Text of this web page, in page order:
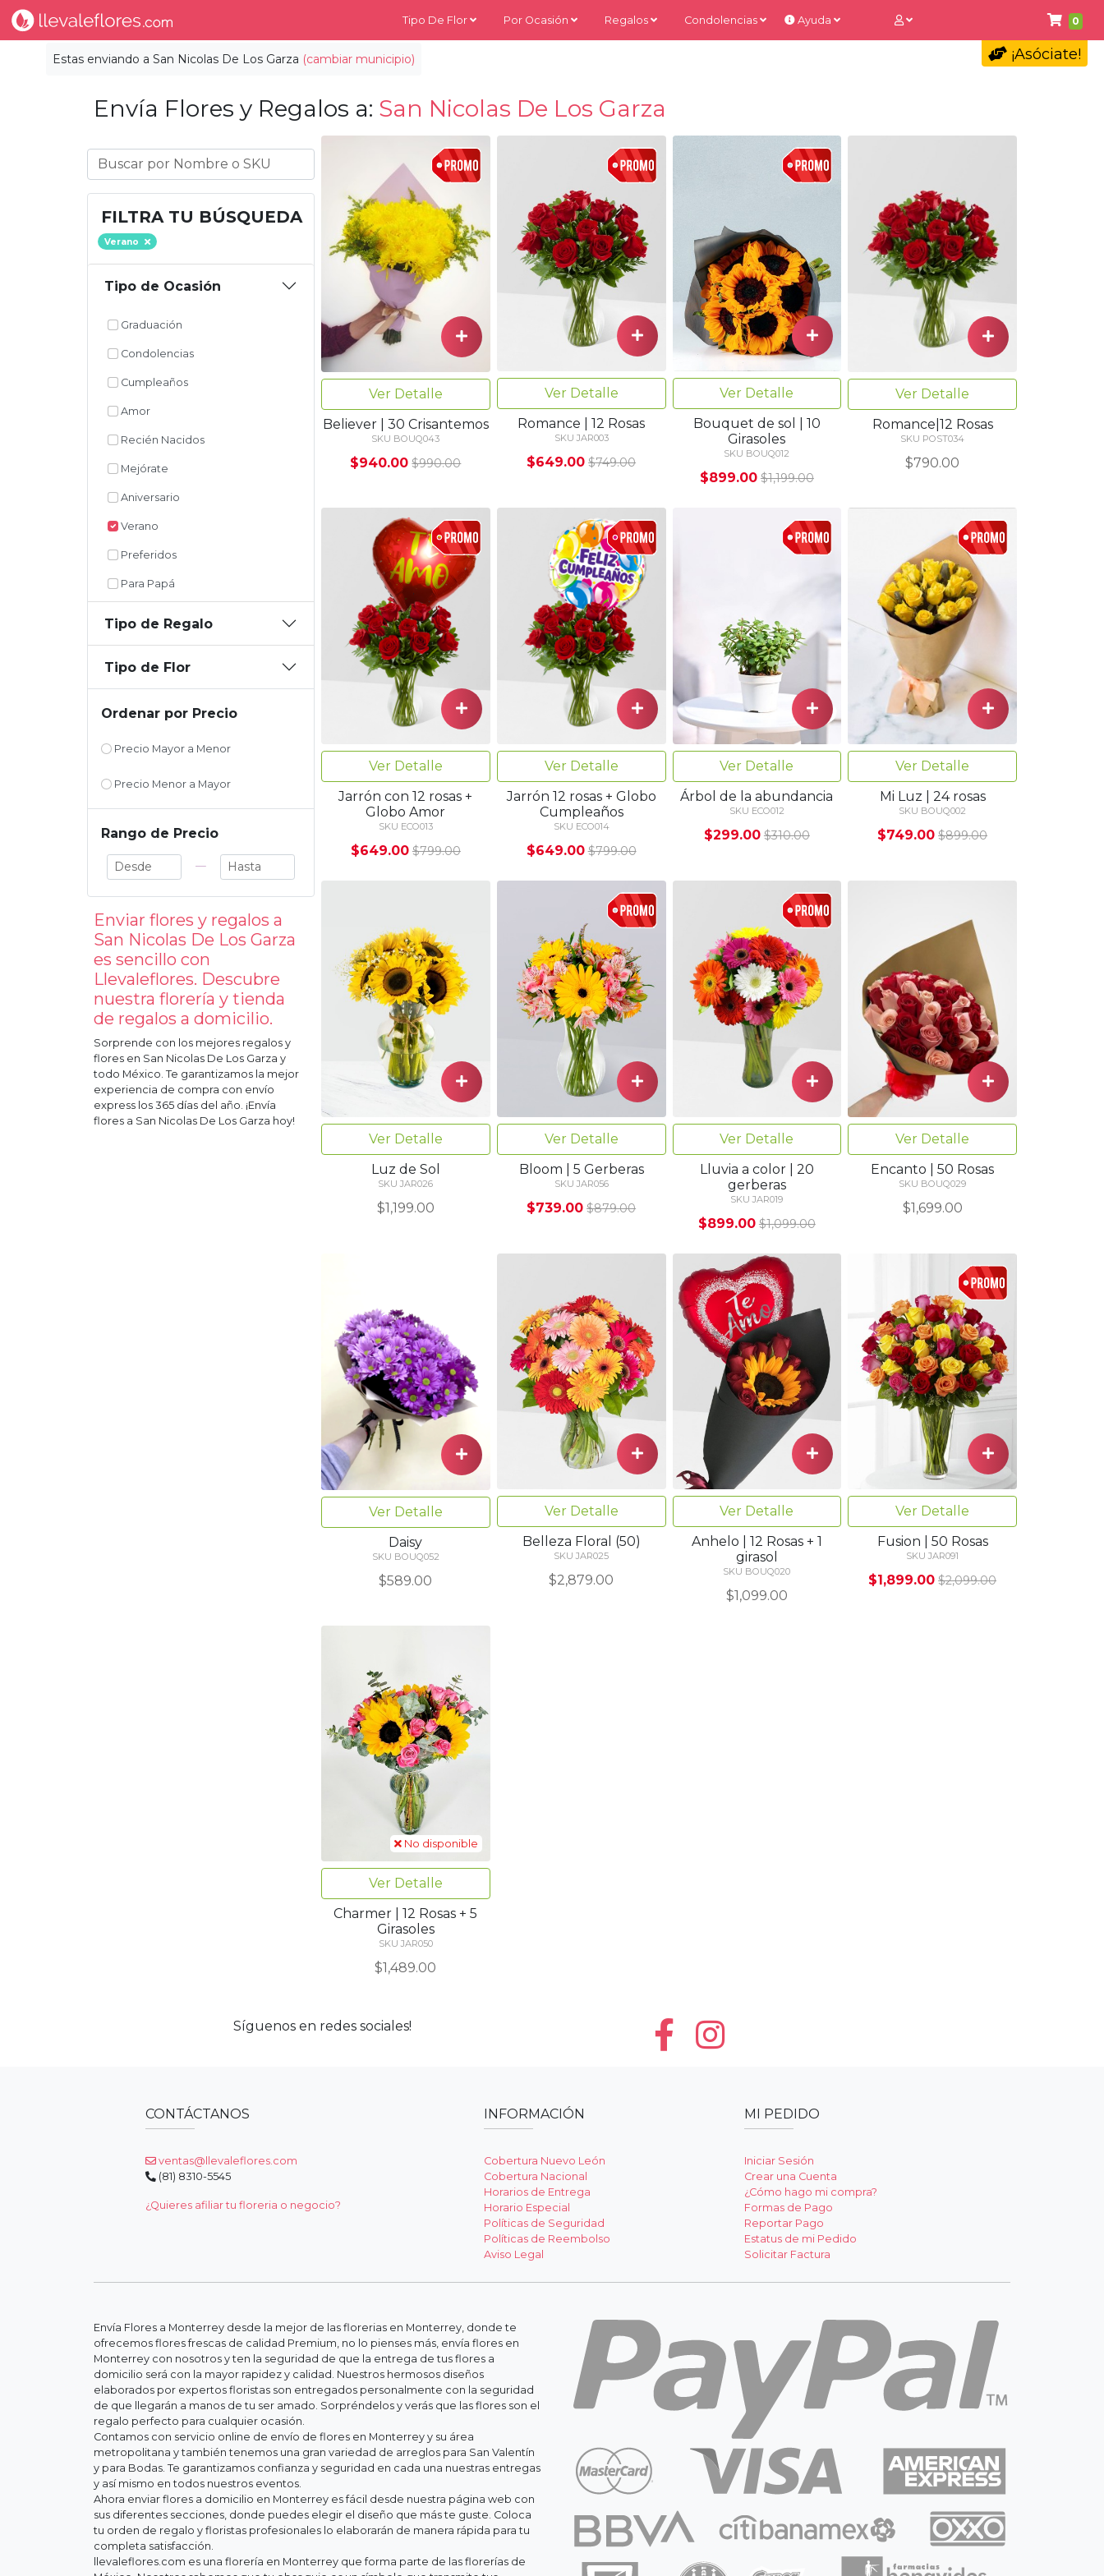
0
Estas enviando a San Nicolas De Los Garza (cambiar municipio)
Tipo De Flor Por Ocasión Regalos Condolencias Ayuda
¡Asóciate!
Envía Flores y Regalos a: San Nicolas De Los Garza
FILTRA TU BÚSQUEDA
Verano
Tipo de Ocasión
Graduación
Condolencias
Cumpleaños
Amor
Recién Nacidos
Mejórate
Aniversario
Verano
Preferidos
Para Papá
Tipo de Regalo
Tipo de Flor
Ordenar por Precio
Precio Mayor a Menor
Precio Menor a Mayor
Rango de Precio
—
Enviar flores y regalos a
San Nicolas De Los Garza
es sencillo con
Llevaleflores. Descubre
nuestra florería y tienda
de regalos a domicilio.
Sorprende con los mejores regalos y
flores en San Nicolas De Los Garza y
todo México. Te garantizamos la mejor
experiencia de compra con envío
express los 365 días del año. ¡Envía
flores a San Nicolas De Los Garza hoy!
Ver Detalle
Believer | 30 Crisantemos
SKU BOUQ043
$940.00 $990.00
Ver Detalle
Romance | 12 Rosas
SKU JAR003
$649.00 $749.00
Ver Detalle
Bouquet de sol | 10
Girasoles
SKU BOUQ012
$899.00 $1,199.00
Ver Detalle
Romance|12 Rosas
SKU POST034
$790.00
Ver Detalle
Jarrón con 12 rosas +
Globo Amor
SKU ECO013
$649.00 $799.00
Ver Detalle
Jarrón 12 rosas + Globo
Cumpleaños
SKU ECO014
$649.00 $799.00
Ver Detalle
Árbol de la abundancia
SKU ECO012
$299.00 $310.00
Ver Detalle
Mi Luz | 24 rosas
SKU BOUQ002
$749.00 $899.00
Ver Detalle
Luz de Sol
SKU JAR026
$1,199.00
Ver Detalle
Bloom | 5 Gerberas
SKU JAR056
$739.00 $879.00
Ver Detalle
Lluvia a color | 20
gerberas
SKU JAR019
$899.00 $1,099.00
Ver Detalle
Encanto | 50 Rosas
SKU BOUQ029
$1,699.00
Ver Detalle
Daisy
SKU BOUQ052
$589.00
Ver Detalle
Belleza Floral (50)
SKU JAR025
$2,879.00
Ver Detalle
Anhelo | 12 Rosas + 1
girasol
SKU BOUQ020
$1,099.00
Ver Detalle
Fusion | 50 Rosas
SKU JAR091
$1,899.00 $2,099.00
No disponible
Ver Detalle
Charmer | 12 Rosas + 5
Girasoles
SKU JAR050
$1,489.00
Síguenos en redes sociales!
CONTÁCTANOS
ventas@llevaleflores.com
(81) 8310-5545
¿Quieres afiliar tu floreria o negocio?
INFORMACIÓN
Cobertura Nuevo León
Cobertura Nacional
Horarios de Entrega
Horario Especial
Políticas de Seguridad
Políticas de Reembolso
Aviso Legal
MI PEDIDO
Iniciar Sesión
Crear una Cuenta
¿Cómo hago mi compra?
Formas de Pago
Reportar Pago
Estatus de mi Pedido
Solicitar Factura
Envía Flores a Monterrey desde la mejor de las florerias en Monterrey, donde te
ofrecemos flores frescas de calidad Premium, no lo pienses más, envía flores en
Monterrey con nosotros y ten la seguridad de que la entrega de tus flores a
domicilio será con la mayor rapidez y calidad. Nuestros hermosos diseños
elaborados por expertos floristas son entregados personalmente con la seguridad
de que llegarán a manos de tu ser amado. Sorpréndelos y verás que las flores son el
regalo perfecto para cualquier ocasión.
Contamos con servicio online de envío de flores en Monterrey y su área
metropolitana y también tenemos una gran variedad de arreglos para San Valentín
y para Bodas. Te garantizamos confianza y seguridad en cada una nuestras entregas
y así mismo en todos nuestros eventos.
Ahora enviar flores a domicilio en Monterrey es fácil desde nuestra página web con
sus diferentes secciones, donde puedes elegir el diseño que más te guste. Coloca
tu orden de regalo y floristas profesionales lo elaborarán de manera rápida para tu
completa satisfacción.
llevaleflores.com es una florería en Monterrey que forma parte de las florerías de